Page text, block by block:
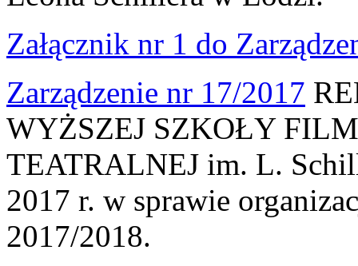
Załącznik nr 1 do
Zarządzenie nr 17/2017
WYŻSZEJ SZKOŁY
TEATRALNEJ im. L.
2017 r. w sprawie
2017/2018.